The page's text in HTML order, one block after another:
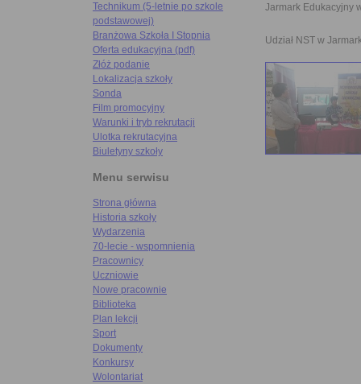
Technikum (5-letnie po szkole
podstawowej)
Branżowa Szkoła I Stopnia
Oferta edukacyjna (pdf)
Złóż podanie
Lokalizacja szkoły
Sonda
Film promocyjny
Warunki i tryb rekrutacji
Ulotka rekrutacyjna
Biuletyny szkoły
Menu serwisu
Strona główna
Historia szkoły
Wydarzenia
70-lecie - wspomnienia
Pracownicy
Uczniowie
Nowe pracownie
Biblioteka
Plan lekcji
Sport
Dokumenty
Konkursy
Wolontariat
Jarmark Edukacyjny
Udział NST w